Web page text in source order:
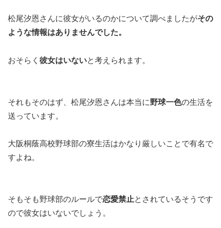
松尾汐恩さんに彼女がいるのかについて調べましたがその
ような情報はありませんでした。
おそらく 彼女はいないと考えられます。
それもそのはず、松尾汐恩さんは本当に野球一色の生活を
送っています。
大阪桐蔭高校野球部の寮生活はかなり厳しいことで有名で
すよね。
そもそも野球部のルールで恋愛禁止とされているそうです
ので彼女はいないでしょう。